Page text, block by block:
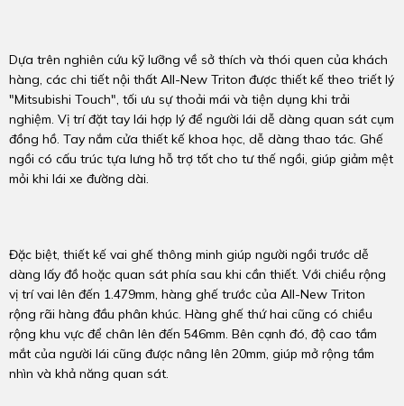
Dựa trên nghiên cứu kỹ lưỡng về sở thích và thói quen của khách
hàng, các chi tiết nội thất All-New Triton được thiết kế theo triết lý
"Mitsubishi Touch", tối ưu sự thoải mái và tiện dụng khi trải
nghiệm. Vị trí đặt tay lái hợp lý để người lái dễ dàng quan sát cụm
đồng hồ. Tay nắm cửa thiết kế khoa học, dễ dàng thao tác. Ghế
ngồi có cấu trúc tựa lưng hỗ trợ tốt cho tư thế ngồi, giúp giảm mệt
mỏi khi lái xe đường dài.
Đặc biệt, thiết kế vai ghế thông minh giúp người ngồi trước dễ
dàng lấy đồ hoặc quan sát phía sau khi cần thiết. Với chiều rộng
vị trí vai lên đến 1.479mm, hàng ghế trước của All-New Triton
rộng rãi hàng đầu phân khúc. Hàng ghế thứ hai cũng có chiều
rộng khu vực để chân lên đến 546mm. Bên cạnh đó, độ cao tầm
mắt của người lái cũng được nâng lên 20mm, giúp mở rộng tầm
nhìn và khả năng quan sát.